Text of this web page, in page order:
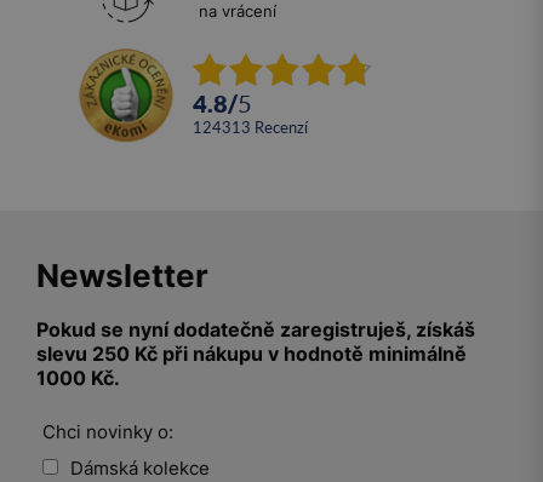
na vrácení
4.8/5
124313 recenzí
Newsletter
Pokud se nyní dodatečně zaregistruješ, získáš
slevu 250 Kč při nákupu v hodnotě minimálně
1000 Kč.
Chci novinky o:
Dámská kolekce